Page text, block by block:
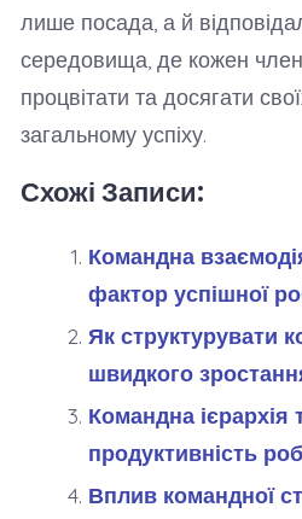
лише посада, а й
середовища, де кожен
процвітати та досягати
загальному успіху.
Схожі Записи:
Командна
фактор успішної
Як структурувати
швидкого
Командна ієрархія
продуктивність
Вплив командної